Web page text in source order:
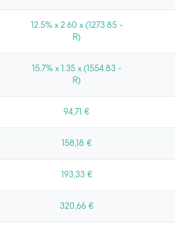
12.5% x 2.60 x (1273.85 -
R)
15.7% x 1.35 x (1554.83 -
R)
94,71 €
158,18 €
193,33 €
320,66 €